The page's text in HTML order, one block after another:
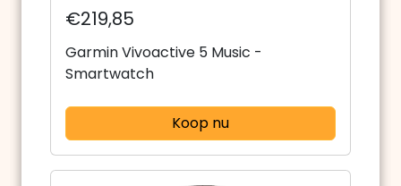
€219,85
Garmin Vivoactive 5 Music -
Smartwatch
Koop nu